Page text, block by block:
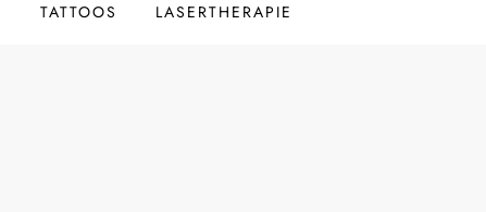
TATTOOS LASERTHERAPIE